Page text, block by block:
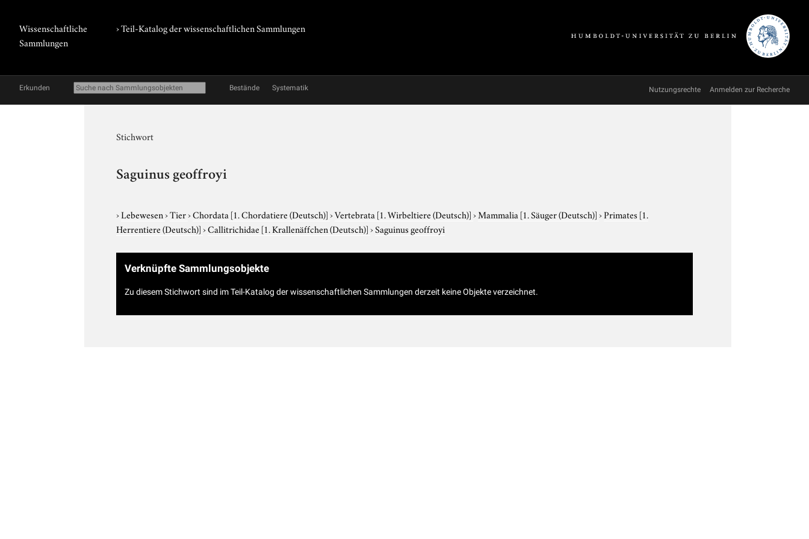
Wissenschaftliche
Sammlungen
› Teil-Katalog der wissenschaftlichen Sammlungen
Erkunden Bestände Systematik Nutzungsrechte Anmelden zur Recherche
Stichwort
Saguinus geoffroyi
›Lebewesen›Tier›Chordata [1. Chordatiere (Deutsch)]›Vertebrata [1. Wirbeltiere (Deutsch)]›Mammalia [1. Säuger (Deutsch)]›Primates [1.
Herrentiere (Deutsch)]›Callitrichidae [1. Krallenäffchen (Deutsch)]›Saguinus geoffroyi
Verknüpfte Sammlungsobjekte
Zu diesem Stichwort sind im Teil-Katalog der wissenschaftlichen Sammlungen derzeit keine Objekte verzeichnet.